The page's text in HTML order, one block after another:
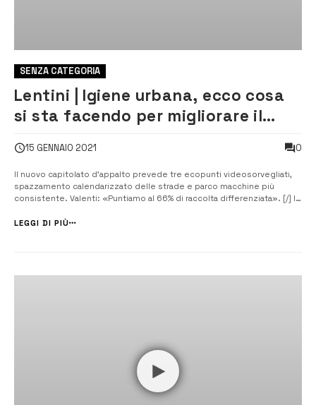
SENZA CATEGORIA
Lentini | Igiene urbana, ecco cosa
si sta facendo per migliorare il
15 GENNAIO 2021 0
Il nuovo capitolato d’appalto prevede tre ecopunti videosorvegliati,
spazzamento calendarizzato delle strade e parco macchine più
consistente. Valenti: «Puntiamo al 66% di raccolta differenziata». [/] I
videosorveglianza, parco macchine più consistente con pale su
LEGGI DI PIÙ